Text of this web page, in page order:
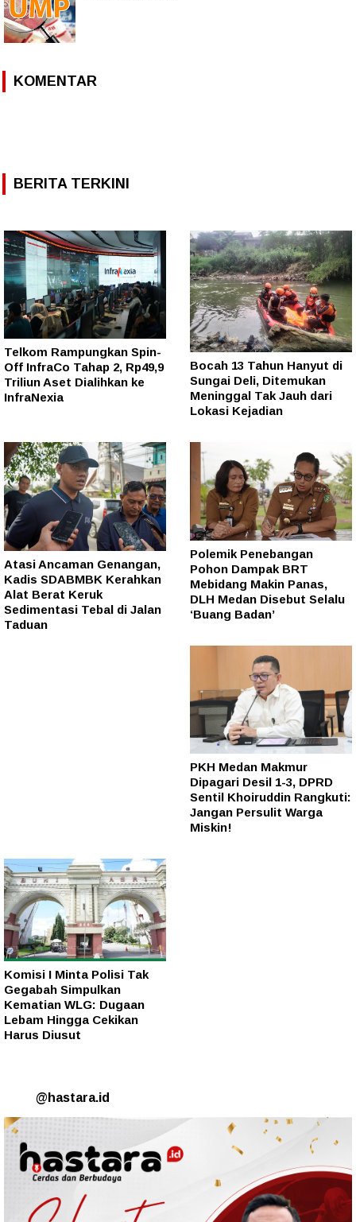
KOMENTAR
BERITA TERKINI
Telkom Rampungkan Spin-
Off InfraCo Tahap 2, Rp49,9
Triliun Aset Dialihkan ke
InfraNexia
Bocah 13 Tahun Hanyut di
Sungai Deli, Ditemukan
Meninggal Tak Jauh dari
Lokasi Kejadian
Atasi Ancaman Genangan,
Kadis SDABMBK Kerahkan
Alat Berat Keruk
Sedimentasi Tebal di Jalan
Taduan
Polemik Penebangan
Pohon Dampak BRT
Mebidang Makin Panas,
DLH Medan Disebut Selalu
‘Buang Badan’
PKH Medan Makmur
Dipagari Desil 1-3, DPRD
Sentil Khoiruddin Rangkuti:
Jangan Persulit Warga
Miskin!
Komisi I Minta Polisi Tak
Gegabah Simpulkan
Kematian WLG: Dugaan
Lebam Hingga Cekikan
Harus Diusut
@hastara.id